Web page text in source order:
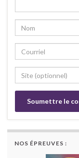
NOS ÉPREUVES :